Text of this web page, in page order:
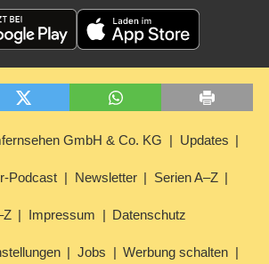
GmbH & Co. KG Updates
Podcast Newsletter Serien A–Z
Impressum Datenschutz
Jobs Werbung schalten